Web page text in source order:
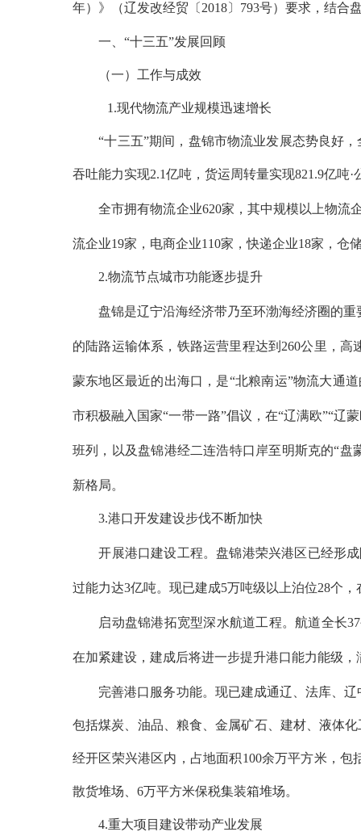
年）》（辽发改经贸〔2018〕793号）要求，结合
一、 “十三五”发展回顾
（一）工作与成效
1.现代物流产业规模迅速增长
“十三五”期间，盘锦市物流业发展态势良好，
吞吐能力实现2.1亿吨，货运周转量实现821.9亿吨
全市拥有物流企业620家，其中规模以上物流
流企业19家，电商企业110家，快递企业18家，仓
2.物流节点城市功能逐步提升
盘锦是辽宁沿海经济带乃至环渤海经济圈的重
的陆路运输体系，铁路运营里程达到260公里，
蒙东地区最近的出海口，是“北粮南运”物流大通
市积极融入国家“一带一路”倡议，在“辽满欧”“辽
班列，以及盘锦港经二连浩特口岸至明斯克的“
新格局。
3.港口开发建设步伐不断加快
开展港口建设工程。盘锦港荣兴港区已经形成
过能力达3亿吨。现已建成5万吨级以上泊位28个，
启动盘锦港拓宽型深水航道工程。航道全长
在加紧建设，建成后将进一步提升港口能力能级
完善港口服务功能。现已建成通辽、法库、
包括煤炭、油品、粮食、金属矿石、建材、液体
经开区荣兴港区内，占地面积100余万平方米，包
散货堆场、6万平方米保税集装箱堆场。
4.重大项目建设带动产业发展